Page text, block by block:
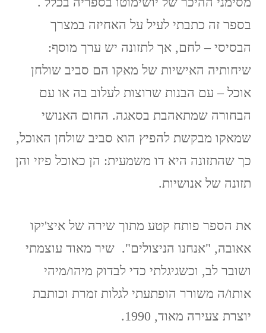
בספר זה כתבתי לעיל על האחיזה במצרך
הבסיסי – לחם, אך לתזונה יש ערך מוסף:
שיחותיה האישיות של מאקו הם סביב שולחן
אוכל – עם הבנות שרוצות לעלוב בה או עם
הבחורה שמתאהבת בסאגה. החום האנושי
שמאקו מבקשת להפיץ הוא סביב שולחן האוכל,
כך שהתזונה היא דו משמעית: הן כאוכל פיזי והן
תזונה של אנושיות.
את הספר פותח קטע מתוך שירה של איצ'יקו
אאובה, "אנחנו הניצולים". שיר מאוד עוצמתי
ושובר לב, וכשגיגלתי כדי לבדוק מיהו/מיהי
אותו/ה משורר הופתעתי לגלות זמרת וכותבת
יוצרת צעירה מאוד, 1990.